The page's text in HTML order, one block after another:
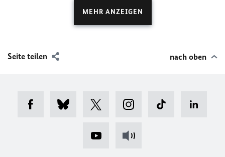
MEHR ANZEIGEN
Seite teilen nach oben